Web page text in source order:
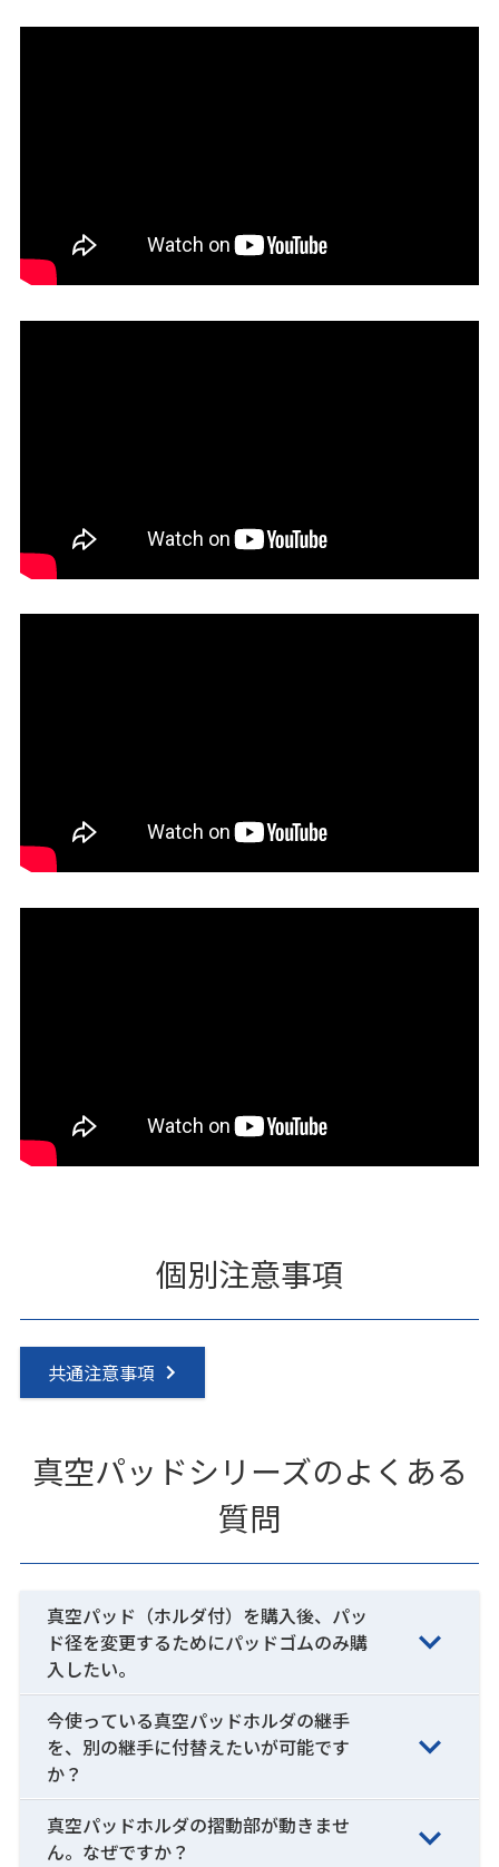
個別注意事項
共通注意事項
真空パッドシリーズのよくある
質問
真空パッド（ホルダ付）を購入後、パッ
ド径を変更するためにパッドゴムのみ購
入したい。
今使っている真空パッドホルダの継手
を、別の継手に付替えたいが可能です
か？
真空パッドホルダの摺動部が動きませ
ん。なぜですか？